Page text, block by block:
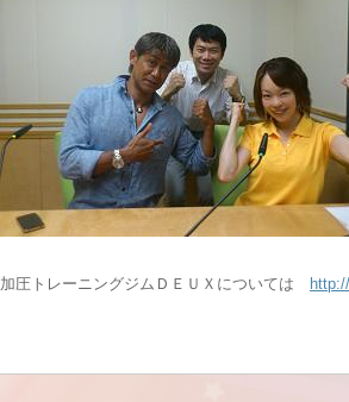
加圧トレーニングジムＤＥＵＸについては